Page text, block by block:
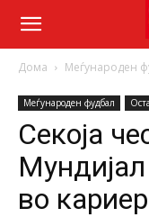
Дома Меѓународен
Меѓународен фудбал
Секоја
во